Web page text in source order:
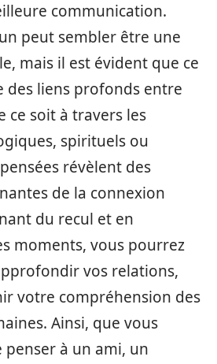
communication.
peut sembler être une
mais il est évident que ce
des liens profonds entre
ce soit à travers les
spirituels ou
révèlent des
de la connexion
du recul et en
moments, vous pourrez
vos relations,
votre compréhension des
Ainsi, que vous
penser à un ami, un